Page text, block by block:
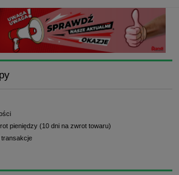
pieniędzy (10 dni na zwrot towaru)
transakcje